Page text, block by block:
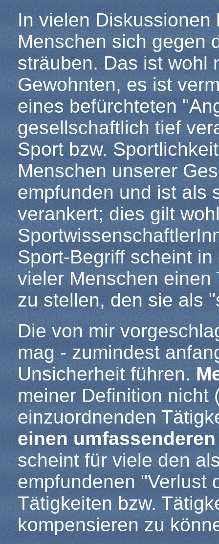
In vielen
Menschen sich gegen
sträuben. Das ist wohl
Gewohnten, es ist
eines befürchteten
gesellschaftlich tief
Sport bzw.
Menschen unserer
empfunden und ist als
verankert; dies gilt
Sport-Begriff scheint
vieler Menschen einen
zu stellen, den sie als
Die von mir
mag - zumindest
Unsicherheit führen.
meiner Definition nicht
einzuordnenden
einen
scheint für viele den
empfundenen "Verlust
Tätigkeiten bzw.
kompensieren zu